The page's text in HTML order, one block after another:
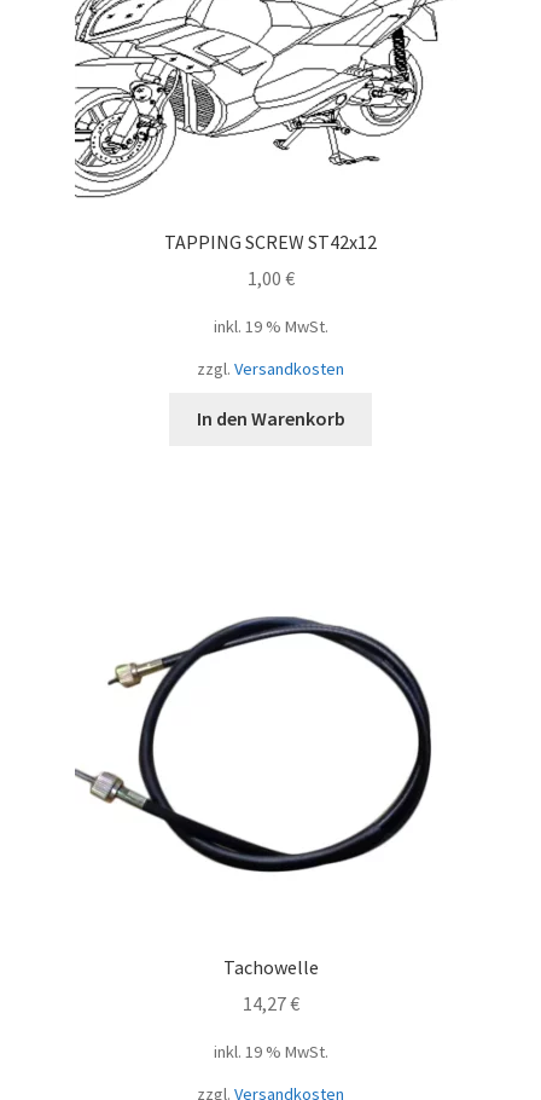
TAPPING SCREW ST42x12
1,00 €
inkl. 19 % MwSt.
zzgl. Versandkosten
In den Warenkorb
Tachowelle
14,27€
inkl. 19 % MwSt.
zzgl. Versandkosten